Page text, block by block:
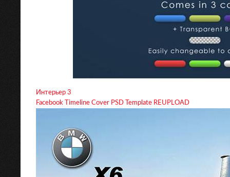
Интерьер 3
Facebook Timeline Cover PSD Template REUPLOAD